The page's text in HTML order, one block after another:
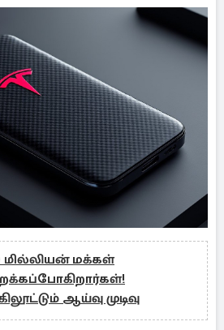
மில்லியன் மக்கள்
ஆய்வு முடிவு